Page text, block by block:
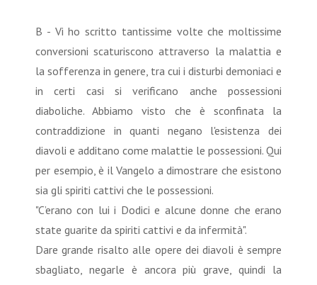
B - Vi ho scritto tantissime volte che moltissime
conversioni scaturiscono attraverso la malattia e
la sofferenza in genere, tra cui i disturbi demoniaci e
in certi casi si verificano anche possessioni
diaboliche. Abbiamo visto che è sconfinata la
contraddizione in quanti negano l'esistenza dei
diavoli e additano come malattie le possessioni. Qui
per esempio, è il Vangelo a dimostrare che esistono
sia gli spiriti cattivi che le possessioni.
"C’erano con lui i Dodici e alcune donne che erano
state guarite da spiriti cattivi e da infermità".
Dare grande risalto alle opere dei diavoli è sempre
sbagliato, negarle è ancora più grave, quindi la